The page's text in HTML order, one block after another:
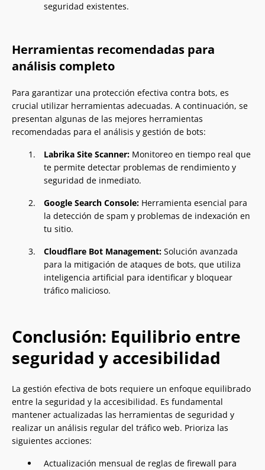
seguridad existentes.
Herramientas recomendadas para
análisis completo
Para garantizar una protección efectiva contra bots, es
crucial utilizar herramientas adecuadas. A continuación, se
presentan algunas de las mejores herramientas
recomendadas para el análisis y gestión de bots:
Labrika Site Scanner: Monitoreo en tiempo real que
te permite detectar problemas de rendimiento y
seguridad de inmediato.
Google Search Console: Herramienta esencial para
la detección de spam y problemas de indexación en
tu sitio.
Cloudflare Bot Management: Solución avanzada
para la mitigación de ataques de bots, que utiliza
inteligencia artificial para identificar y bloquear
tráfico malicioso.
Conclusión: Equilibrio entre
seguridad y accesibilidad
La gestión efectiva de bots requiere un enfoque equilibrado
entre la seguridad y la accesibilidad. Es fundamental
mantener actualizadas las herramientas de seguridad y
realizar un análisis regular del tráfico web. Prioriza las
siguientes acciones:
Actualización mensual de reglas de firewall para